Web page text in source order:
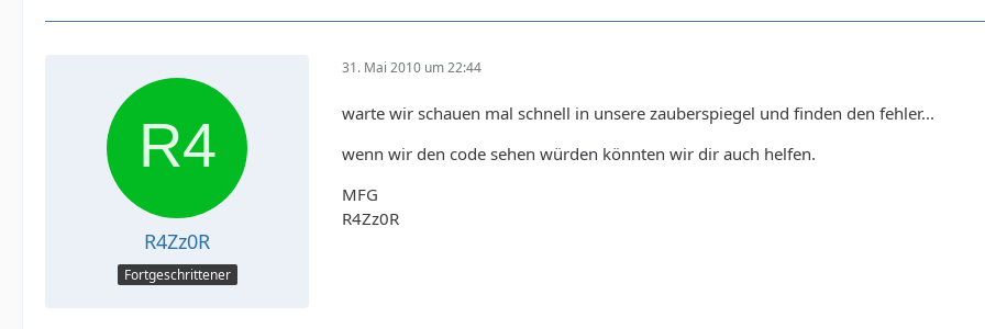
R4Zz0R
Fortgeschrittener
31. Mai 2010 um 22:44
warte wir schauen mal schnell in unsere zauberspiegel und finden den fehler...
wenn wir den code sehen würden könnten wir dir auch helfen.
MFG
R4Zz0R